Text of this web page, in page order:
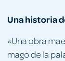
Una historia
«Una obra
mago de la